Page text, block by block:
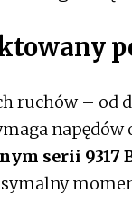
ruchów – od
serii 9317